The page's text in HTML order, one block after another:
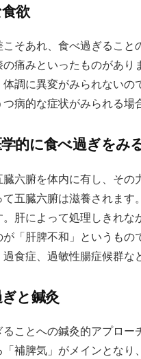
欲
こそあれ、食べ過ぎるこ
の痛みといったものがあり
体調に異変がみられない
病的な症状がみられる場
的に食べ過ぎをみ
臓六腑を体内に有し、そ
て五臓六腑は滋養されま
。肝によって処理しきれ
が「肝脾不和」というも
食症、過敏性腸症候群な
と鍼灸
ることへの鍼灸的アプロ
「補脾気」がメインとなり